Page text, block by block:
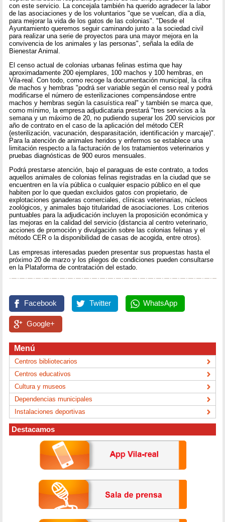
con este servicio. La concejala también ha querido agradecer la labor
de las asociaciones y de los voluntarios "que se vuelcan, día a día,
para mejorar la vida de los gatos de las colonias". "Desde el
Ayuntamiento queremos seguir caminando junto a la sociedad civil
para realizar una serie de proyectos para una mayor mejora en la
convivencia de los animales y las personas", señala la edila de
Bienestar Animal.
El censo actual de colonias urbanas felinas estima que hay
aproximadamente 200 ejemplares, 100 machos y 100 hembras, en
Vila-real. Con todo, como recoge la documentación municipal, la cifra
de machos y hembras "podrá ser variable según el censo real y podrá
modificarse el número de esterilizaciones compensándose entre
machos y hembras según la casuística real" y también se marca que,
como mínimo, la empresa adjudicataria prestará "tres servicios a la
semana y un máximo de 20, no pudiendo superar los 200 servicios por
año de contrato en el caso de la aplicación del método CER
(esterilización, vacunación, desparasitación, identificación y marcaje)".
Para la atención de animales heridos y enfermos se establece una
limitación respecto a la facturación de los tratamientos veterinarios y
pruebas diagnósticas de 900 euros mensuales.
Podrá prestarse atención, bajo el paraguas de este contrato, a todos
aquellos animales de colonias felinas registradas en la ciudad que se
encuentren en la vía pública o cualquier espacio público en el que
habiten por lo que quedan excluidos gatos con propietario, de
explotaciones ganaderas comerciales, clínicas veterinarias, núcleos
zoológicos, y animales bajo titularidad de asociaciones. Los criterios
puntuables para la adjudicación incluyen la proposición económica y
las mejoras en la calidad del servicio (distancia al centro veterinario,
acciones de promoción y divulgación sobre las colonias felinas y el
método CER o la disponibilidad de casas de acogida, entre otros).
Las empresas interesadas pueden presentar sus propuestas hasta el
próximo 20 de marzo y los pliegos de condiciones pueden consultarse
en la Plataforma de contratación del estado.
Facebook Twitter WhatsApp
Google+
Menú
Centros bibliotecarios
Centros educativos
Cultura y museos
Dependencias municipales
Instalaciones deportivas
Destacamos